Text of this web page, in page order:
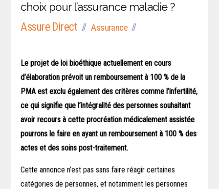
choix pour l’assurance maladie ?
Assure Direct Assurance
Le projet de loi bioéthique actuellement en cours
d’élaboration prévoit un remboursement à 100 % de la
PMA est exclu également des critères comme l’infertilité,
ce qui signifie que l’intégralité des personnes souhaitant
avoir recours à cette procréation médicalement assistée
pourrons le faire en ayant un remboursement à 100 % des
actes et des soins post-traitement.
Cette annonce n’est pas sans faire réagir certaines
catégories de personnes, et notamment les personnes